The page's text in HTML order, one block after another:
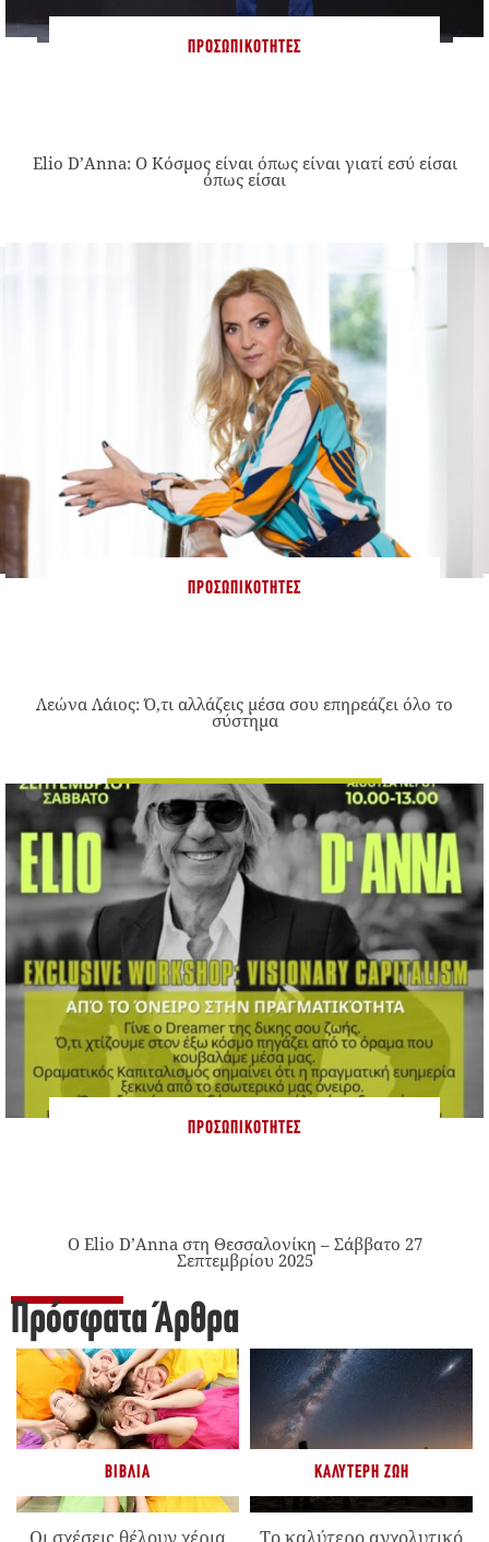
ΠΡΟΣΩΠΙΚΌΤΗΤΕΣ
Elio D’Anna: Ο Κόσμος είναι όπως είναι γιατί εσύ είσαι
όπως είσαι
ΠΡΟΣΩΠΙΚΌΤΗΤΕΣ
Λεώνα Λάιος: Ό,τι αλλάζεις μέσα σου επηρεάζει όλο το
σύστημα
ΠΡΟΣΩΠΙΚΌΤΗΤΕΣ
Ο Elio D’Anna στη Θεσσαλονίκη – Σάββατο 27
Σεπτεμβρίου 2025
Πρόσφατα Άρθρα
ΒΙΒΛΊΑ ΚΑΛΎΤΕΡΗ ΖΩΉ